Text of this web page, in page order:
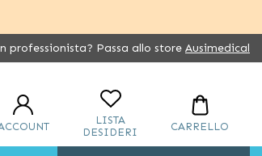
professionista? Passa allo store Ausimedical
LISTA
DESIDERI
CARRELLO